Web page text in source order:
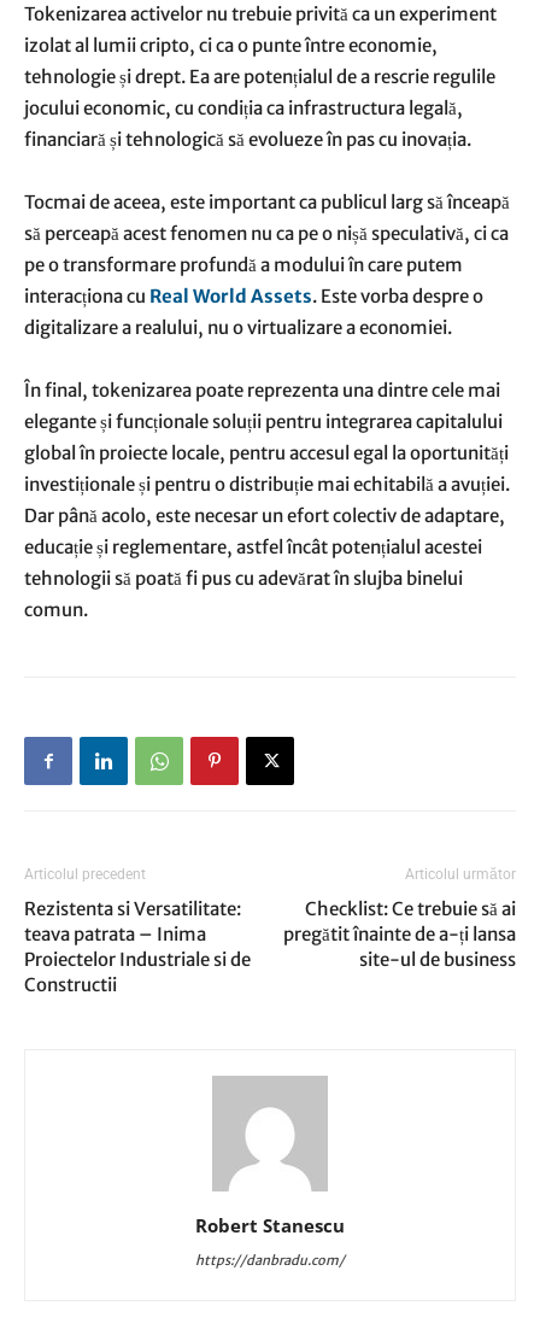
Tokenizarea activelor nu trebuie privită ca un experiment
izolat al lumii cripto, ci ca o punte între economie,
tehnologie și drept. Ea are potențialul de a rescrie regulile
jocului economic, cu condiția ca infrastructura legală,
financiară și tehnologică să evolueze în pas cu inovația.
Tocmai de aceea, este important ca publicul larg să înceapă
să perceapă acest fenomen nu ca pe o nișă speculativă, ci ca
pe o transformare profundă a modului în care putem
interacționa cu Real World Assets. Este vorba despre o
digitalizare a realului, nu o virtualizare a economiei.
În final, tokenizarea poate reprezenta una dintre cele mai
elegante și funcționale soluții pentru integrarea capitalului
global în proiecte locale, pentru accesul egal la oportunități
investiționale și pentru o distribuție mai echitabilă a avuției.
Dar până acolo, este necesar un efort colectiv de adaptare,
educație și reglementare, astfel încât potențialul acestei
tehnologii să poată fi pus cu adevărat în slujba binelui
comun.
Articolul precedent
Rezistenta si Versatilitate:
teava patrata – Inima
Proiectelor Industriale si de
Constructii
Articolul următor
​Checklist: Ce trebuie să ai
pregătit înainte de a-ți lansa
site-ul de business
Robert Stanescu
https://danbradu.com/